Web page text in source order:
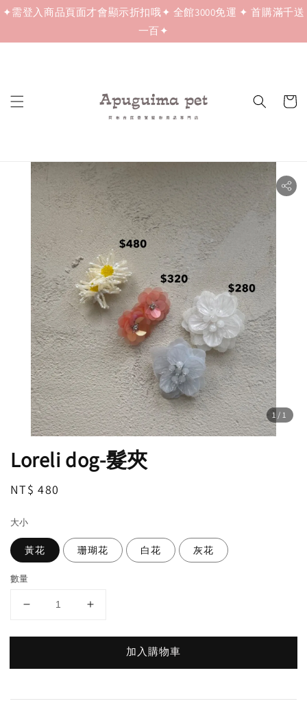
✦需登入商品頁面才會顯示折扣哦✦ 全館3000免運 ✦ 首購滿千送
一百✦
1 /1
Loreli dog-髮夾
Regular
NT$ 480
大小
黃花 珊瑚花 白花 灰花
數量
加入購物車